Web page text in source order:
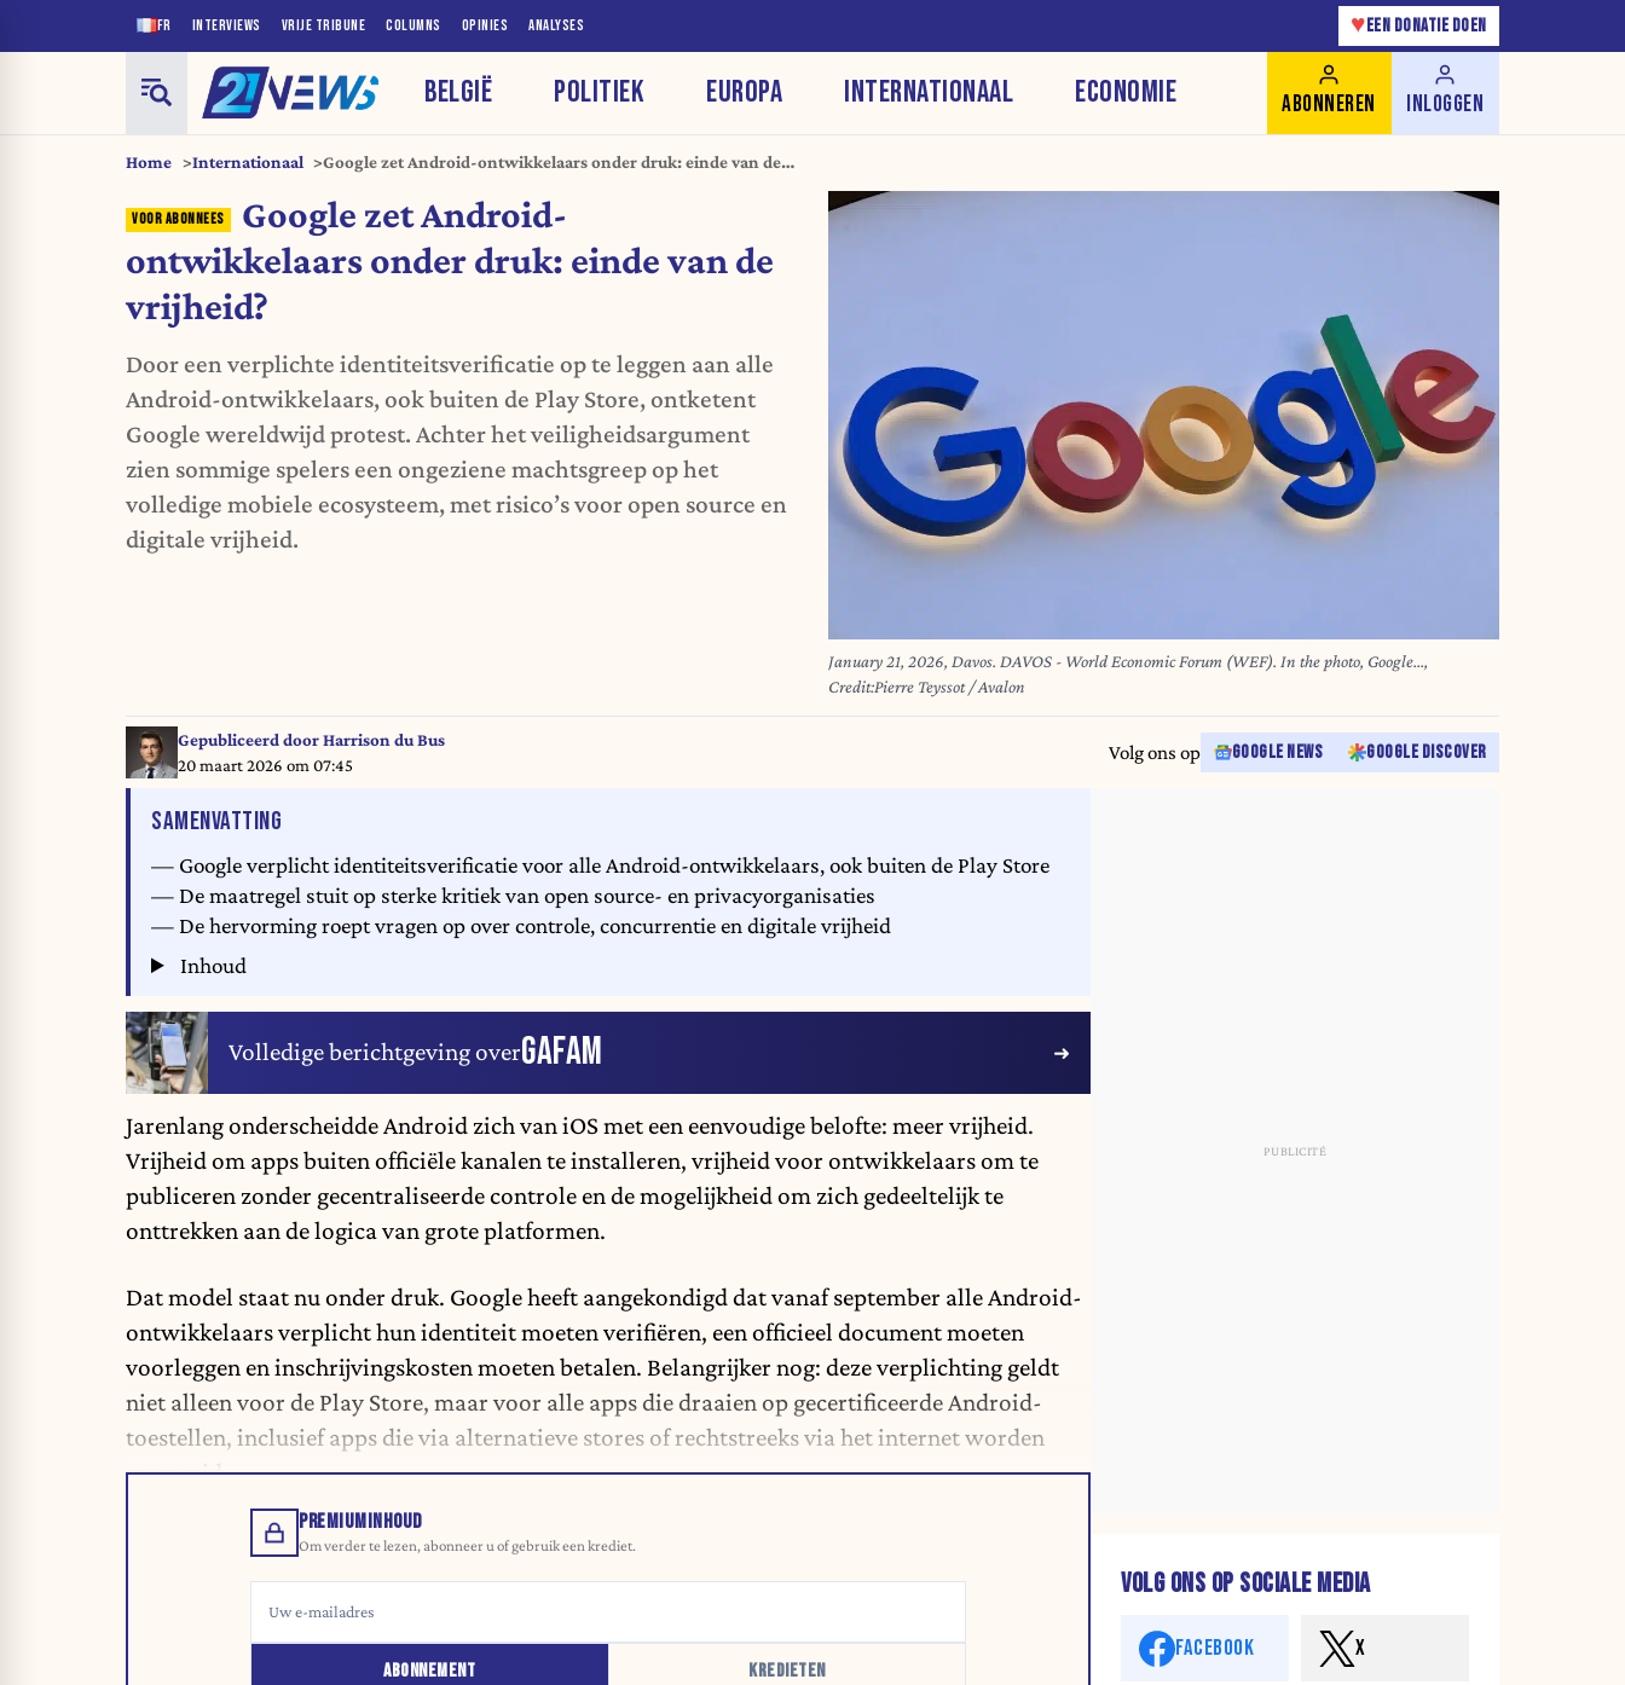
FR INTERVIEWS VRIJE TRIBUNE COLUMNS OPINIES ANALYSES ♥ EEN DONATIE DOEN
BELGIË POLITIEK EUROPA INTERNATIONAAL ECONOMIE ABONNEREN INLOGGEN
Home Internationaal
Google zet Android-ontwikkelaars onder druk: einde van de
Google zet Android-
ontwikkelaars onder druk: einde van de
vrijheid?
Door een verplichte identiteitsverificatie op te leggen aan alle
Android-ontwikkelaars, ook buiten de Play Store, ontketent
Google wereldwijd protest. Achter het veiligheidsargument
zien sommige spelers een ongeziene machtsgreep op het
volledige mobiele ecosysteem, met risico’s voor open source en
digitale vrijheid.
January 21, 2026, Davos. DAVOS - World Economic Forum (WEF). In the photo, Google...,
Credit:Pierre Teyssot / Avalon
Gepubliceerd doorHarrison du Bus
20 maart 2026 om 07:45
Volg ons op GOOGLE NEWS GOOGLE DISCOVER
SAMENVATTING
— Google verplicht identiteitsverificatie voor alle Android-ontwikkelaars, ook buiten de Play Store
— De maatregel stuit op sterke kritiek van open source- en privacyorganisaties
— De hervorming roept vragen op over controle, concurrentie en digitale vrijheid
Inhoud
Volledige berichtgeving overGAFAM
Jarenlang onderscheidde Android zich van iOS met een eenvoudige belofte: meer vrijheid.
Vrijheid om apps buiten officiële kanalen te installeren, vrijheid voor ontwikkelaars om te
publiceren zonder gecentraliseerde controle en de mogelijkheid om zich gedeeltelijk te
onttrekken aan de logica van grote platformen.
Dat model staat nu onder druk. Google heeft aangekondigd dat vanaf september alle Android-
ontwikkelaars verplicht hun identiteit moeten verifiëren, een officieel document moeten
voorleggen en inschrijvingskosten moeten betalen. Belangrijker nog: deze verplichting geldt
niet alleen voor de Play Store, maar voor alle apps die draaien op gecertificeerde Android-
toestellen, inclusief apps die via alternatieve stores of rechtstreeks via het internet worden
verspreid.
PREMIUMINHOUD
Om verder te lezen, abonneer u of gebruik een krediet.
ABONNEMENT KREDIETEN
VOLG ONS OP SOCIALE MEDIA
FACEBOOK X